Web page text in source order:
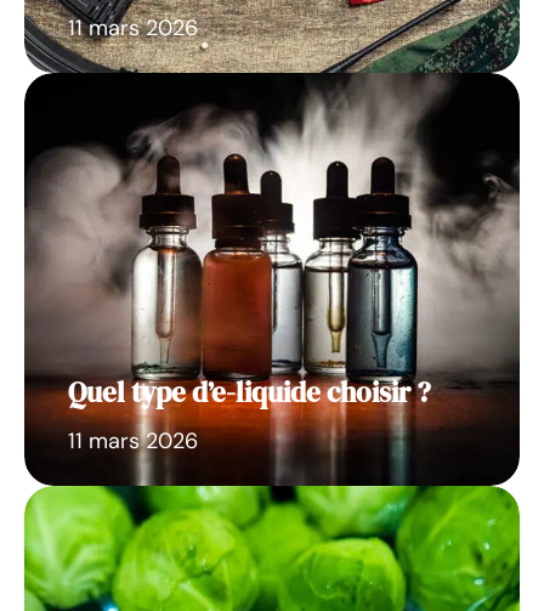
11 mars 2026
Quel type d’e-liquide choisir ?
11 mars 2026